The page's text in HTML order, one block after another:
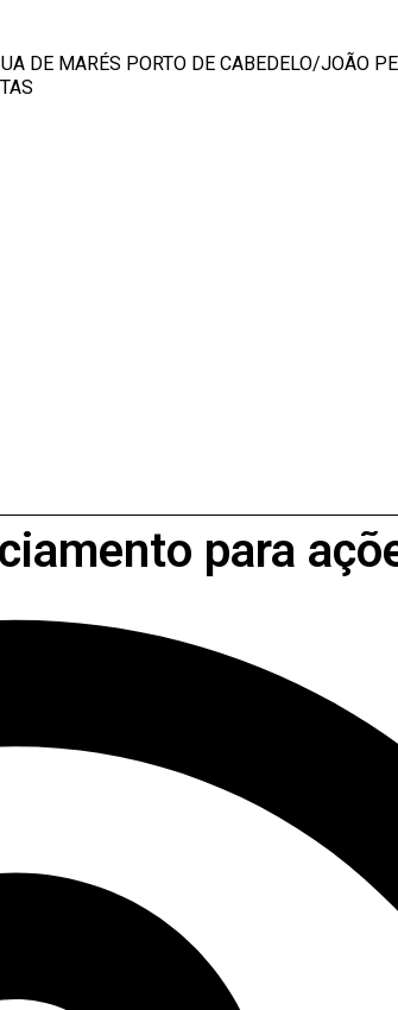
DE MARÉS PORTO DE CABEDELO/JOÃO
para